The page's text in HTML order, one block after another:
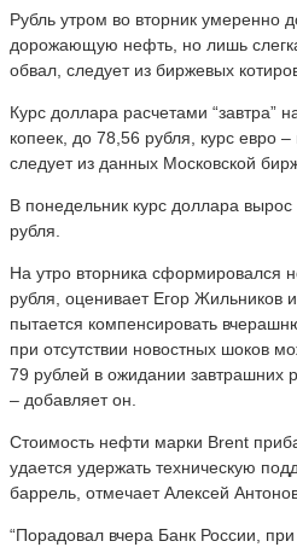
Рубль утром во вторник умеренно
дорожающую нефть, но лишь
обвал, следует из биржевых
Курс доллара расчетами “завтра”
копеек, до 78,56 рубля, курс евро
следует из данных Московской
В понедельник курс доллара
рубля.
На утро вторника сформировался
рубля, оценивает Егор Жильников
пытается компенсировать
при отсутствии новостных шоков
79 рублей в ожидании завтрашних
– добавляет он.
Стоимость нефти марки Brent
удается удержать техническую
баррель, отмечает Алексей
“Порадовал вчера Банк России,